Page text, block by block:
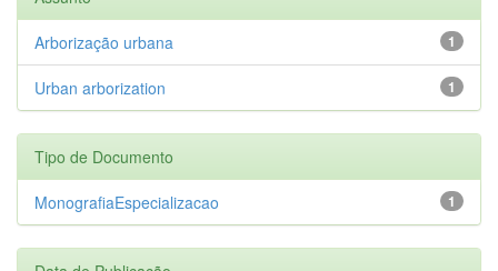
1
Arborização urbana
1
Urban arborization
Tipo de Documento
1
MonografiaEspecializacao